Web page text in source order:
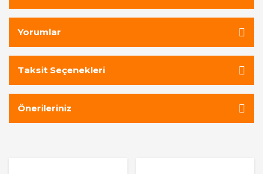
Yorumlar
Taksit Seçenekleri
Önerileriniz